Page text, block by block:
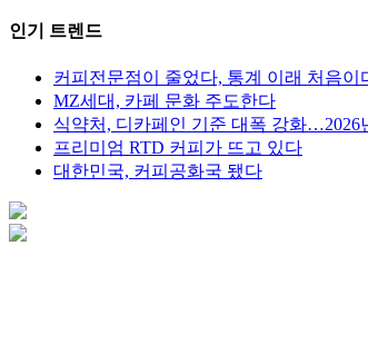
인기 트렌드
커피전문점이 줄었다, 통계 이래 처음이
MZ세대, 카페 문화 주도한다
식약처, 디카페인 기준 대폭 강화…2026
프리미엄 RTD 커피가 뜨고 있다
대한민국, 커피공화국 됐다